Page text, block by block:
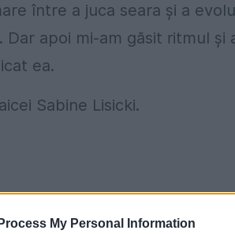
My Personal Information
între a juca seara şi a
apoi mi-am găsit ritmul şi
ea.
Sabine Lisicki.